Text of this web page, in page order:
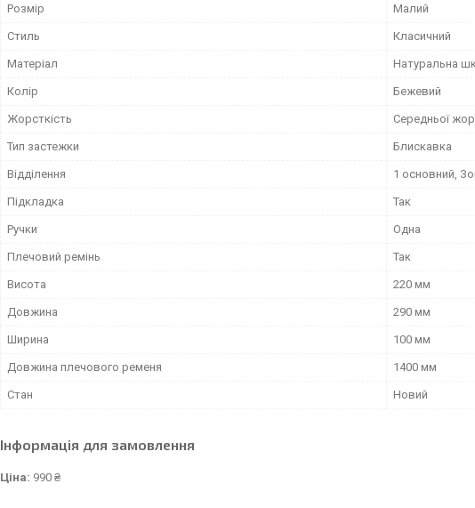
Розмір Малий
Стиль Класичний
Матеріал Натуральна
Колір Бежевий
Жорсткість Середньої
Тип застежки Блискавка
Відділення 1 основний,
Підкладка Так
Ручки Одна
Плечовий ремінь Так
Висота 220 мм
Довжина 290 мм
Ширина 100 мм
Довжина плечового ременя 1400 мм
Стан Новий
Інформація для замовлення
Ціна: 990 ₴